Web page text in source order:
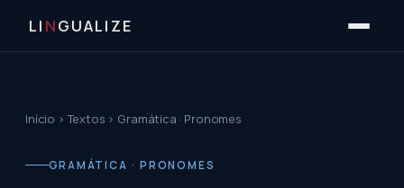
LI NGUALIZE
Início ›Textos › Gramática · Pronomes
GRAMÁTICA · PRONOMES